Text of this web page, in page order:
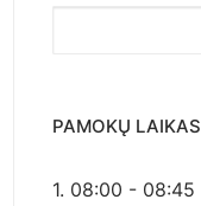
PAMOKŲ LAIKAS
1. 08:00 - 08:45